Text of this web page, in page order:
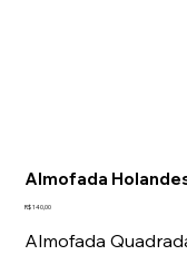
Almofada
Preço
R$ 140,00
Almofada